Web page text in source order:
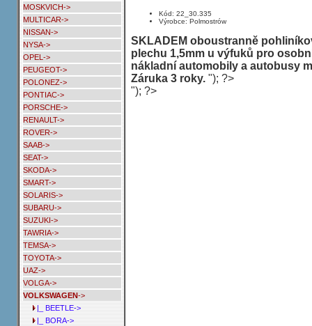
MOSKVICH->
MULTICAR->
NISSAN->
NYSA->
OPEL->
PEUGEOT->
POLONEZ->
PONTIAC->
PORSCHE->
RENAULT->
ROVER->
SAAB->
SEAT->
SKODA->
SMART->
SOLARIS->
SUBARU->
SUZUKI->
TAWRIA->
TEMSA->
TOYOTA->
UAZ->
VOLGA->
VOLKSWAGEN->
|_ BEETLE->
|_ BORA->
Kód: 22_30.335
Výrobce: Polmostrów
SKLADEM oboustranně
plechu 1,5mm u výfuků pro
nákladní automobily a autobusy
Záruka 3 roky. "); ?>
"); ?>